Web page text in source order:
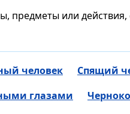
предметы или
человек Спящий
глазами